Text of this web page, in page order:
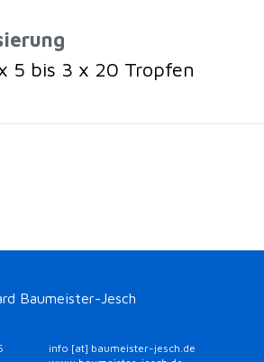
5 bis 3 x 20 Tropfen
Baumeister-Jesch
info [at] baumeister-jesch.de